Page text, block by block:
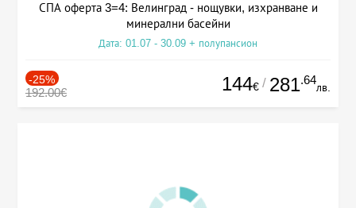
СПА оферта 3=4: Велинград - нощувки, изхранване и
минерални басейни
Дата: 01.07 - 30.09 + полупансион
-25%
192.00€ 144€ / 281.64
лв.